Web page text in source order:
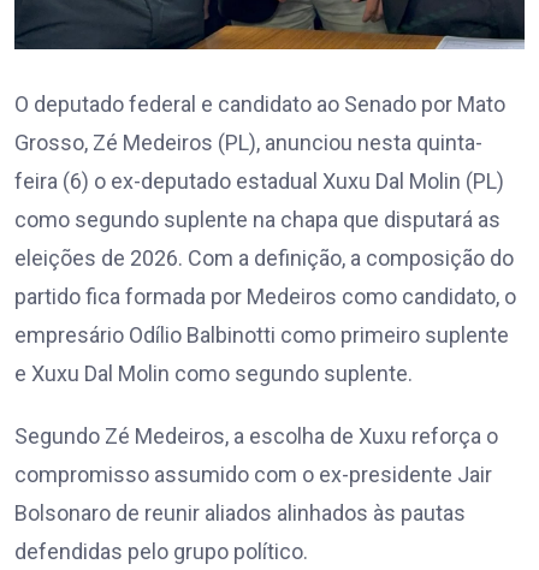
O deputado federal e candidato ao Senado por Mato
Grosso, Zé Medeiros (PL), anunciou nesta quinta-
feira (6) o ex-deputado estadual Xuxu Dal Molin (PL)
como segundo suplente na chapa que disputará as
eleições de 2026. Com a definição, a composição do
partido fica formada por Medeiros como candidato, o
empresário Odílio Balbinotti como primeiro suplente
e Xuxu Dal Molin como segundo suplente.
Segundo Zé Medeiros, a escolha de Xuxu reforça o
compromisso assumido com o ex-presidente Jair
Bolsonaro de reunir aliados alinhados às pautas
defendidas pelo grupo político.